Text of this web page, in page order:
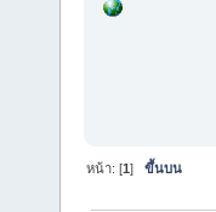
หน้า: [1]ขึ้นบน